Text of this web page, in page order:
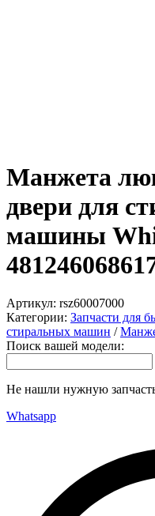
Манжета
двери для
машины
Артикул: rsz60007000
Категории: Запчасти для
стиральных машин /
Поиск вашей модели:
Не нашли нужную
Whatsapp